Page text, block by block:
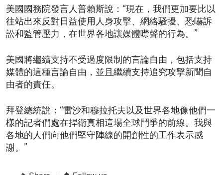
美國國務院發言人普賴斯說：“現在，我們更加要比以
往站出來反對日益使用人身攻擊、網絡騷擾、恐嚇訴
訟和監管壓力，在世界各地讓媒體噤聲的行為。”
美國將繼續支持不受過度限制的言論自由，包括支持
媒體的這種言論自由，並且繼續支持追究攻擊新聞自
由者的責任。
拜登總統說：“雷沙和穆拉托夫以及世界各地像他們一
樣的記者們處在捍衛真相這場全球鬥爭的前線。我與
各地的人們向他們堅守陣線的開創性的工作表示感
謝。”